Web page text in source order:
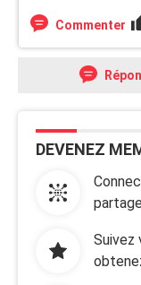
Commenter
DEVENEZ
Suivez